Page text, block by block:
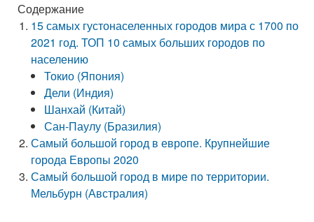
Содержание
15 самых густонаселенных городов мира с 1700 по
2021 год. ТОП 10 самых больших городов по
населению
Токио (Япония)
Дели (Индия)
Шанхай (Китай)
Сан-Паулу (Бразилия)
Самый большой город в европе. Крупнейшие
города Европы 2020
Самый большой город в мире по территории.
Мельбурн (Австралия)